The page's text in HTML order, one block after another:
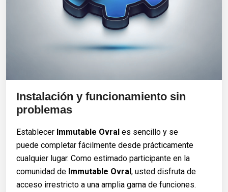
Instalación y funcionamiento sin
problemas
Establecer Immutable Ovral es sencillo y se
puede completar fácilmente desde prácticamente
cualquier lugar. Como estimado participante en la
comunidad de Immutable Ovral, usted disfruta de
acceso irrestricto a una amplia gama de funciones.